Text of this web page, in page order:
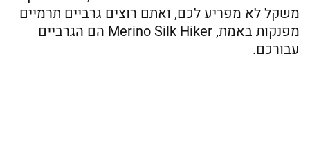
משקל לא מפריע לכם, ואתם רוצים גרביים תרמיים
מפנקות באמת, Merino Silk Hiker הם הגרביים
עבורכם.